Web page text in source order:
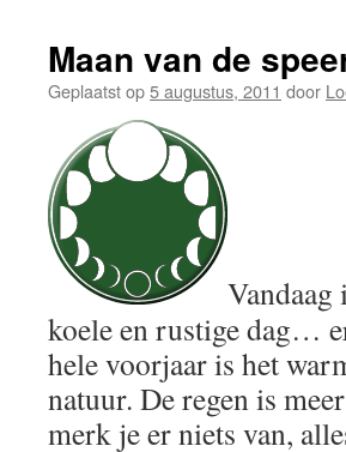
Maan van de
Geplaatst op5 augustus, 2011 door
Vandaag
koele en rustige dag…
hele voorjaar is het
natuur. De regen is
merk je er niets van,